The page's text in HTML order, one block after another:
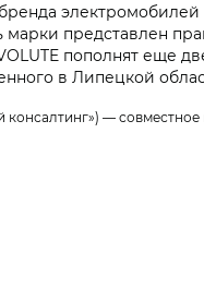
представлен
пополнят еще
в Липецкой
—